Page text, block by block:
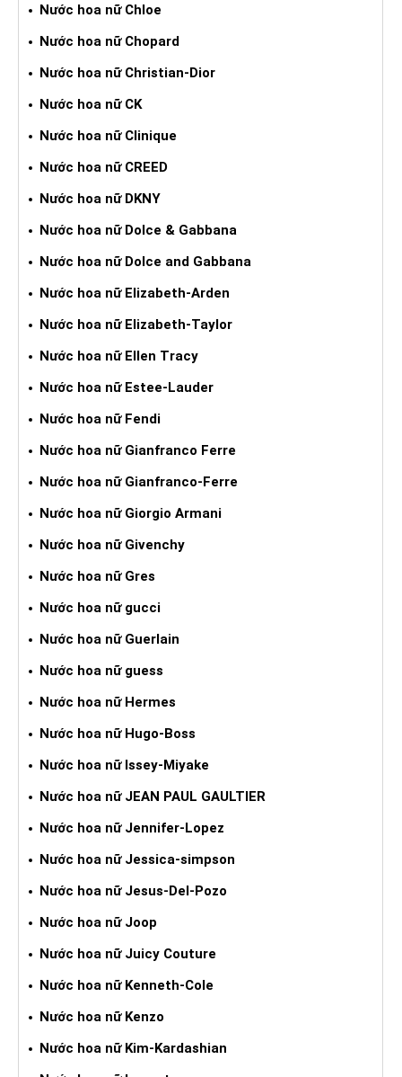
Nước hoa nữ Chloe
Nước hoa nữ Chopard
Nước hoa nữ Christian-Dior
Nước hoa nữ CK
Nước hoa nữ Clinique
Nước hoa nữ CREED
Nước hoa nữ DKNY
Nước hoa nữ Dolce & Gabbana
Nước hoa nữ Dolce and Gabbana
Nước hoa nữ Elizabeth-Arden
Nước hoa nữ Elizabeth-Taylor
Nước hoa nữ Ellen Tracy
Nước hoa nữ Estee-Lauder
Nước hoa nữ Fendi
Nước hoa nữ Gianfranco Ferre
Nước hoa nữ Gianfranco-Ferre
Nước hoa nữ Giorgio Armani
Nước hoa nữ Givenchy
Nước hoa nữ Gres
Nước hoa nữ gucci
Nước hoa nữ Guerlain
Nước hoa nữ guess
Nước hoa nữ Hermes
Nước hoa nữ Hugo-Boss
Nước hoa nữ Issey-Miyake
Nước hoa nữ JEAN PAUL GAULTIER
Nước hoa nữ Jennifer-Lopez
Nước hoa nữ Jessica-simpson
Nước hoa nữ Jesus-Del-Pozo
Nước hoa nữ Joop
Nước hoa nữ Juicy Couture
Nước hoa nữ Kenneth-Cole
Nước hoa nữ Kenzo
Nước hoa nữ Kim-Kardashian